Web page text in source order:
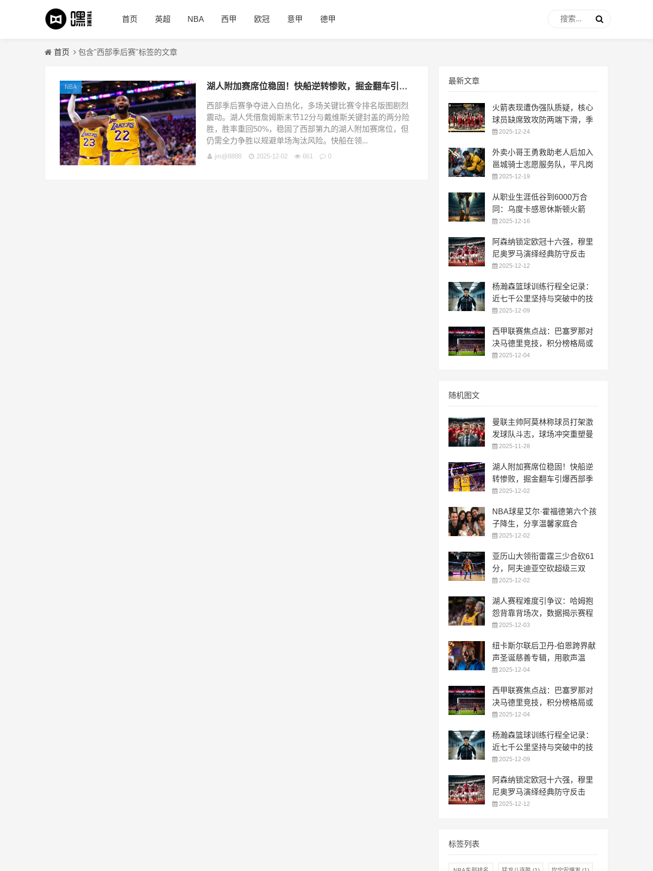
首页 英超 NBA 西甲 欧冠 意甲 德甲
首页 包含"西部季后赛"标签的文章
NBA 湖人附加赛席位稳固！快船逆转惨败，掘金翻车引爆西部季后赛排名悬念
西部季后赛争夺进入白热化，多场关键比赛令排名版图剧烈
震动。湖人凭借詹姆斯末节12分与戴维斯关键封盖的两分险
胜，胜率重回50%，稳固了西部第九的湖人附加赛席位，但
仍需全力争胜以规避单场淘汰风险。快船在领...
jm@8888 2025-12-02 661 0
最新文章
火箭表现遭伪强队质疑，核心
球员缺席致攻防两端下滑，季
2025-12-24
外卖小哥王勇救助老人后加入
邕城骑士志愿服务队，平凡岗
2025-12-19
从职业生涯低谷到6000万合
同：乌度卡感恩休斯顿火箭
2025-12-16
阿森纳锁定欧冠十六强，穆里
尼奥罗马演绎经典防守反击
2025-12-12
杨瀚森篮球训练行程全记录：
近七千公里坚持与突破中的技
2025-12-09
西甲联赛焦点战：巴塞罗那对
决马德里竞技，积分榜格局或
2025-12-04
随机图文
曼联主帅阿莫林称球员打架激
发球队斗志，球场冲突重塑曼
2025-11-28
湖人附加赛席位稳固！快船逆
转惨败，掘金翻车引爆西部季
2025-12-02
NBA球星艾尔·霍福德第六个孩
子降生，分享温馨家庭合
2025-12-02
亚历山大领衔雷霆三少合砍61
分，阿夫迪亚空砍超级三双
2025-12-02
湖人赛程难度引争议：哈姆抱
怨背靠背场次，数据揭示赛程
2025-12-03
纽卡斯尔联后卫丹-伯恩跨界献
声圣诞慈善专辑，用歌声温
2025-12-04
西甲联赛焦点战：巴塞罗那对
决马德里竞技，积分榜格局或
2025-12-04
杨瀚森篮球训练行程全记录：
近七千公里坚持与突破中的技
2025-12-09
阿森纳锁定欧冠十六强，穆里
尼奥罗马演绎经典防守反击
2025-12-12
标签列表